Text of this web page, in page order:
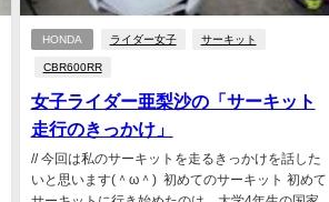
HONDA ライダー女子 サーキット
CBR600RR
女子ライダー亜梨沙の「サーキット
走行のきっかけ」
// 今回は私のサーキットを走るきっかけを話した
いと思います(＾ω＾) 初めてのサーキット 初めて